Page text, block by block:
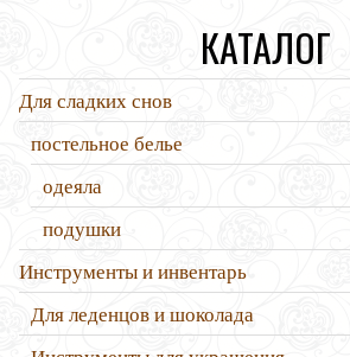
КАТАЛОГ
Для сладких снов
постельное белье
одеяла
подушки
Инструменты и инвентарь
Для леденцов и шоколада